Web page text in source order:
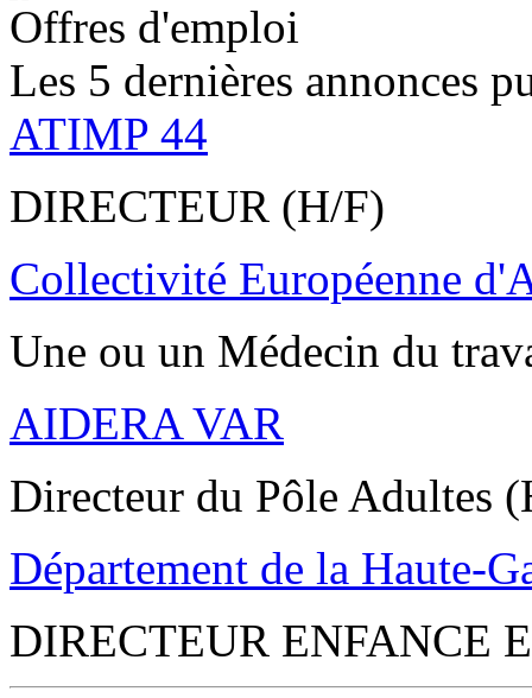
Offres d'emploi
Les 5 dernières annonces
ATIMP 44
DIRECTEUR (H/F)
Collectivité Européenne
Une ou un Médecin du
AIDERA VAR
Directeur du Pôle Adultes
Département de la Haute-
DIRECTEUR ENFANCE